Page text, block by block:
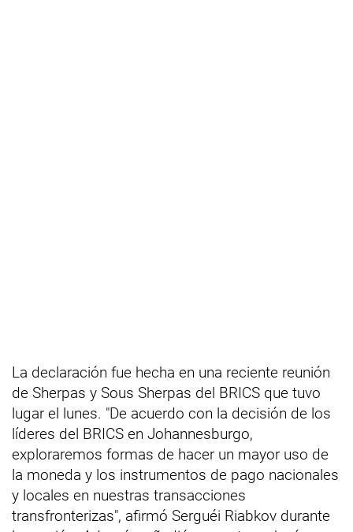
La declaración fue hecha en una reciente reunión
de Sherpas y Sous Sherpas del BRICS que tuvo
lugar el lunes. "De acuerdo con la decisión de los
líderes del BRICS en Johannesburgo,
exploraremos formas de hacer un mayor uso de
la moneda y los instrumentos de pago nacionales
y locales en nuestras transacciones
transfronterizas", afirmó Serguéi Riabkov durante